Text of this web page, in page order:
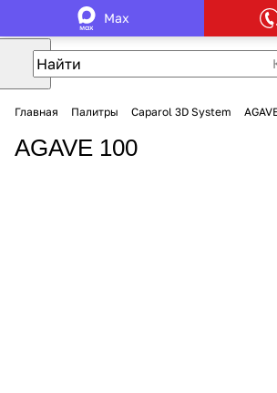
Главная Палитры Caparol 3D System
AGAVE 100
Max